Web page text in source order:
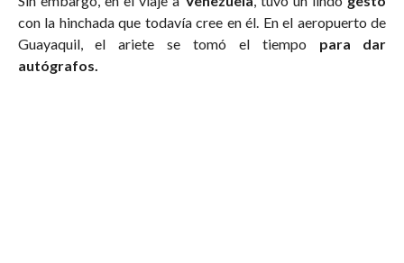
con la hinchada que todavía cree en él. En el aeropuerto de
Guayaquil, el ariete se tomó el tiempo para dar
autógrafos.